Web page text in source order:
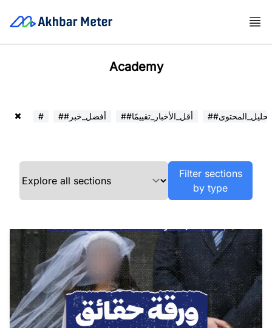
Academy
# ##أفضل_خبر ##أقل_الأخبار_تقييمًا ##تحليل_المحتوى
Filter sections
by type